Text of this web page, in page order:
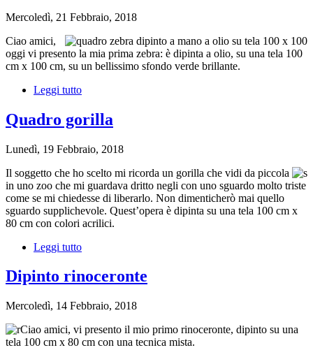
Mercoledì, 21 Febbraio, 2018
Ciao amici,
oggi vi presento la mia prima zebra: è dipinta a olio, su una tela 100
cm x 100 cm, su un bellissimo sfondo verde brillante.
Leggi tutto
zebra
Quadro gorilla
Lunedì, 19 Febbraio, 2018
Il soggetto che ho scelto mi ricorda un gorilla che vidi da piccola
in uno zoo che mi guardava dritto negli con uno sguardo molto triste
come se mi chiedesse di liberarlo. Non dimenticherò mai quello
sguardo supplichevole. Quest’opera è dipinta su una tela 100 cm x
80 cm con colori acrilici.
Leggi tutto
gorilla
Dipinto rinoceronte
Mercoledì, 14 Febbraio, 2018
Ciao amici, vi presento il mio primo rinoceronte, dipinto su una
tela 100 cm x 80 cm con una tecnica mista.